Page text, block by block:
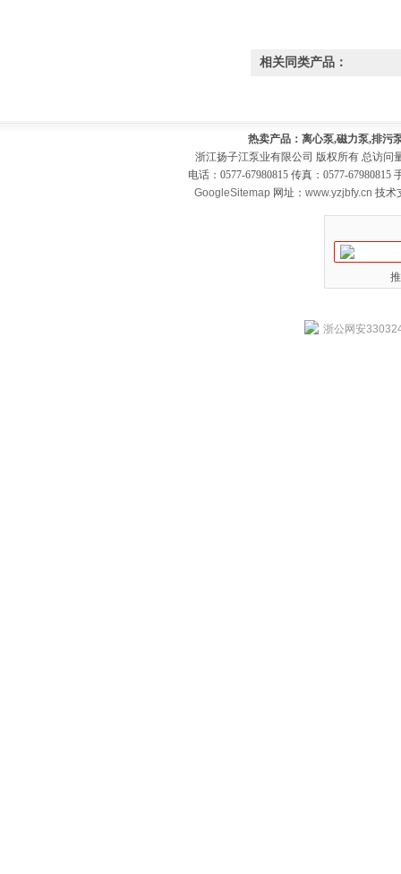
相关同类产品：
热卖产品：离心泵,磁力泵,排污
浙江扬子江泵业有限公司 版权所有 总访问
电话：0577-67980815 传真：0577-
GoogleSitemap 网址： www.yzjbfy.cn 技术
浙公网安